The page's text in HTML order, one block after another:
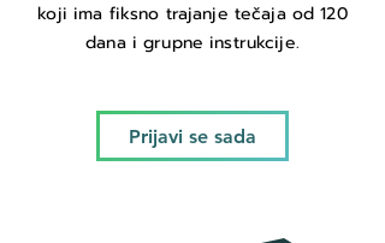
koji ima fiksno trajanje tečaja od 120
dana i grupne instrukcije.
Prijavi se sada